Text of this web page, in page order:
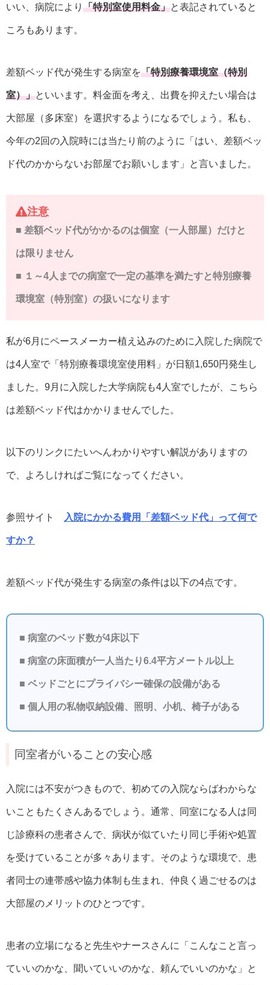
いい、病院により 「特別室使用料金」と表記されていると
ころもあります。
差額ベッド代が発生する病室を「特別療養環境室（特別
室）」といいます。料金面を考え、出費を抑えたい場合は
大部屋（多床室）を選択するようになるでしょう。私も、
今年の2回の入院時には当たり前のように「はい、差額ベッ
ド代のかからないお部屋でお願いします」と言いました。
注意
■ 差額ベッド代がかかるのは個室（一人部屋）だけと
は限りません
■ １～4人までの病室で一定の基準を満たすと特別療養
環境室（特別室）の扱いになります
私が6月にペースメーカー植え込みのために入院した病院で
は4人室で「特別療養環境室使用料」が日額1,650円発生し
ました。9月に入院した大学病院も4人室でしたが、こちら
は差額ベッド代はかかりませんでした。
以下のリンクにたいへんわかりやすい解説がありますの
で、よろしければご覧になってください。
参照サイト 入院にかかる費用「差額ベッド代」って何で
すか？
差額ベッド代が発生する病室の条件は以下の4点です。
■ 病室のベッド数が4床以下
■ 病室の床面積が一人当たり6.4平方メートル以上
■ ベッドごとにプライバシー確保の設備がある
■ 個人用の私物収納設備、照明、小机、椅子がある
同室者がいることの安心感
入院には不安がつきもので、初めての入院ならばわからな
いこともたくさんあるでしょう。通常、同室になる人は同
じ診療科の患者さんで、病状が似ていたり同じ手術や処置
を受けていることが多々あります。そのような環境で、患
者同士の連帯感や協力体制も生まれ、仲良く過ごせるのは
大部屋のメリットのひとつです。
患者の立場になると先生やナースさんに「こんなこと言っ
ていいのかな、聞いていいのかな、頼んでいいのかな」と